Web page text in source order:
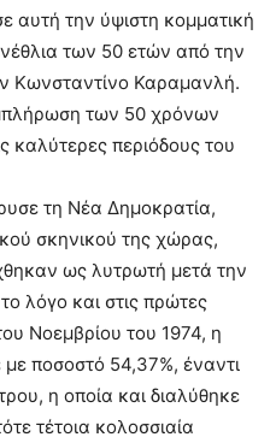
αυτή την ύψιστη κομματική
των 50 ετών από την
Κωνσταντίνο Καραμανλή.
των 50 χρόνων
καλύτερες περιόδους του
τη Νέα Δημοκρατία,
σκηνικού της χώρας,
ως λυτρωτή μετά την
λόγο και στις πρώτες
Νοεμβρίου του 1974, η
ποσοστό 54,37%, έναντι
η οποία και διαλύθηκε
τέτοια κολοσσιαία